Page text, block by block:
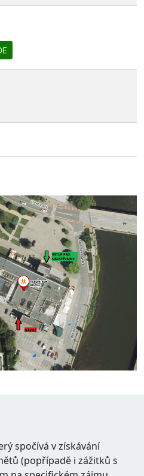
spočívá v získávání
(popřípadě i zážitků s